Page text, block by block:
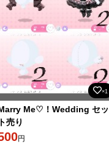
×1
Me♡！Wedding セッ
ト売り
円